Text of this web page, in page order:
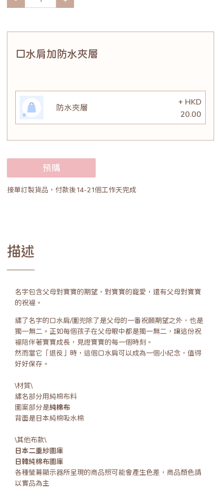
口水肩加防水夾層
防水夾層
+ HKD
20.00
預購
接單訂製貨品，付款後14-21個工作天完成
描述
名字包含父母對寶寶的期望，對寶寶的寵愛，還有父母對寶寶
的祝福。
繡了名字的口水肩/圍兜除了是父母的一番祝願期望之外，也是
獨一無二。正如每個孩子在父母眼中都是獨一無二，讓這份祝
福陪伴著寶寶成長，見證寶寶的每一個時刻。
然而當它「退役」時，這個口水肩可以成為一個小紀念，值得
好好保存。
\材質\
繡名部分用純棉布料
圖案部分是純棉布
背面是日本純棉吸水棉
\其他布款\
日本二重紗圖庫
日韓純棉布圖庫
各種螢幕顯示器所呈現的商品照可能會產生色差，商品顏色請
以實品為主